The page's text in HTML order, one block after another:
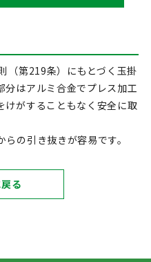
（第219条）にもとづく玉掛
分はアルミ合金でプレス加工
けがすることもなく安全に取
の引き抜きが容易です。
る